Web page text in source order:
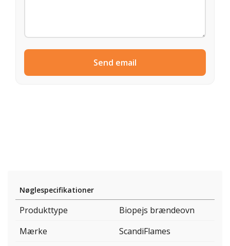
Send email
Nøglespecifikationer
Produkttype
Biopejs brændeovn
Mærke
ScandiFlames